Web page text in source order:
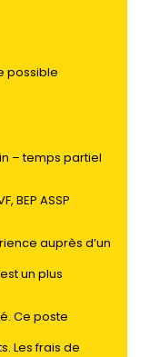
possible
– temps partiel
BEP ASSP
auprès d’un
un plus
Ce poste
Les frais de